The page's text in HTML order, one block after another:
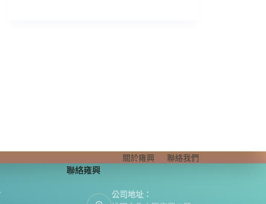
關於雍興
聯絡我們
聯絡雍興
公司地址：